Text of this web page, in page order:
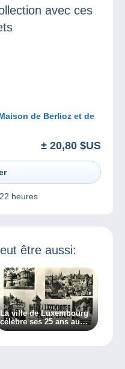
avec ces
de Berlioz et de
± 20,80 $US
heures
être aussi:
La ville de Luxembourg
célèbre ses 25 ans au
patrimoine mondial de